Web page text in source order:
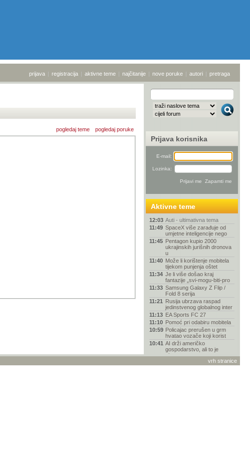
prijava | registracija | aktivne teme | najčitanije | nove poruke | autori | pretraga
pogledaj teme pogledaj poruke
Prijava korisnika
E-mail:
Lozinka:
Aktivne teme
12:03 Auti - ultimativna tema
11:49 SpaceX više zarađuje od
umjetne inteligencije nego
11:45 Pentagon kupio 2000
ukrajinskih jurišnih dronova
u
11:40 Može li korištenje mobitela
tijekom punjenja oštet
11:34 Je li više došao kraj
fantazije „svi-mogu-biti-pro
11:33 Samsung Galaxy Z Flip /
Fold 8 serija
11:21 Rusija ubrzava raspad
jedinstvenog globalnog inter
11:13 EA Sports FC 27
11:10 Pomoć pri odabiru mobitela
10:59 Policajac prerušen u grm
hvatao vozače koji korist
10:41 AI drži američko
gospodarstvo, ali to je
njegova n
Društvena mreža Truthvrh stranice